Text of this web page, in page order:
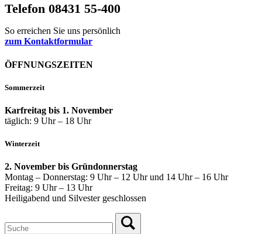
Telefon 08431 55-400
So erreichen Sie uns persönlich
zum Kontaktformular
ÖFFNUNGSZEITEN
Sommerzeit
Karfreitag bis 1. November
täglich: 9 Uhr – 18 Uhr
Winterzeit
2. November bis Gründonnerstag
Montag – Donnerstag: 9 Uhr – 12 Uhr und 14 Uhr – 16 Uhr
Freitag: 9 Uhr – 13 Uhr
Heiligabend und Silvester geschlossen